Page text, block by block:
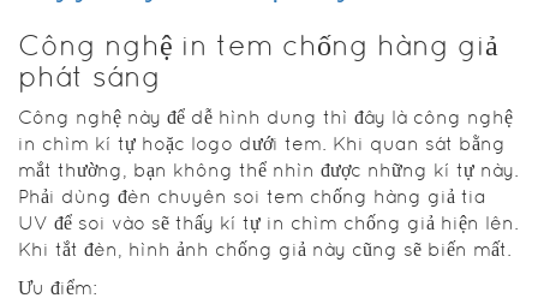
Công nghệ in tem chống hàng giả
phát sáng
Công nghệ này để dễ hình dung thì đây là công nghệ
in chìm kí tự hoặc logo dưới tem. Khi quan sát bằng
mắt thường, bạn không thể nhìn được những kí tự này.
Phải dùng đèn chuyên soi tem chống hàng giả tia
UV để soi vào sẽ thấy kí tự in chìm chống giả hiện lên.
Khi tắt đèn, hình ảnh chống giả này cũng sẽ biến mất.
Ưu điểm: